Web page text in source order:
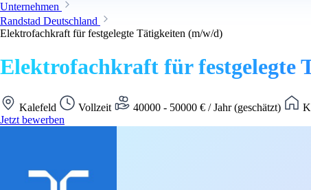
Unternehmen
Randstad Deutschland
Elektrofachkraft für festgelegte Tätigkeiten (m/w/d)
Elektrofachkraft für festgelegte
Kalefeld Vollzeit 40000 - 50000 € / Jahr (geschätzt)
Jetzt bewerben